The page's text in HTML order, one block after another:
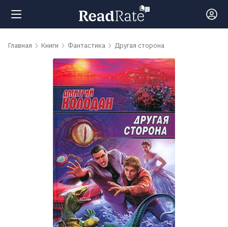
Поиск
Рейтинги
обсуждаемые
Главная Книги Фантастика Другая сторона